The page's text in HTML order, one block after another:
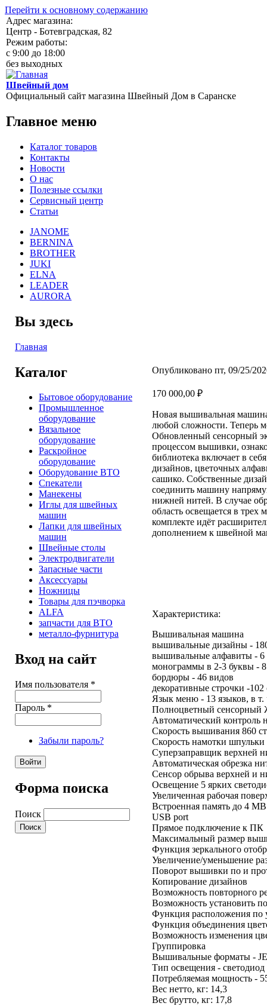
Перейти к основному содержанию
Адрес магазина:
Центр - Ботевградская, 82
Режим работы:
c 9:00 до 18:00
без выходных
Швейный дом
Официальный сайт магазина Швейный Дом в Саранске
Главное меню
Каталог товаров
Контакты
Новости
О нас
Полезные ссылки
Сервисный центр
Статьи
JANOME
BERNINA
BROTHER
JUKI
ELNA
LEADER
AURORA
Вы здесь
Главная
Каталог
Бытовое оборудование
Промышленное
оборудование
Вязальное
оборудование
Раскройное
оборудование
Оборудование ВТО
Спекатели
Манекены
Иглы для швейных
машин
Лапки для швейных
машин
Швейные столы
Электродвигатели
Запасные части
Аксессуары
Ножницы
Товары для пэчворка
ALFA
запчасти для ВТО
металло-фурнитура
Вход на сайт
Имя пользователя *
Пароль *
Забыли пароль?
Форма поиска
Поиск
Опубликовано пт, 09/25/
170 000,00 ₽
Новая вышивальная машина
любой сложности. Теперь
Обновленный сенсорный
процессом вышивки,
библиотека включает в
дизайнов, цветочных
сашико. Собственные
соединить машину
нижней нитей. В случае
область освещается в
комплекте идёт
дополнением к швейной
Характеристика:
Вышивальная машина
вышивальные дизайны -
вышивальные алфавиты - 6
монограммы в 2-3 буквы -
бордюры - 46 видов
декоративные строчки -102
Язык меню - 13 языков, в т.
Полноцветный сенсорный
Автоматический контроль
Скорость вышивания 860
Скорость намотки шпульки
Суперзаправщик верхней
Автоматическая обрезка
Сенсор обрыва верхней и
Освещение 5 ярких
Увеличенная рабочая
Встроенная память до 4 MB
USB port
Прямое подключение к ПК
Максимальный размер
Функция зеркального
Увеличение/уменьшение
Поворот вышивки по и
Копирование дизайнов
Возможность повторного
Возможность установить
Функция расположения по
Функция объединения
Возможность изменения
Группировка
Вышивальные форматы -
Тип освещения - светодиод
Потребляемая мощность -
Вес нетто, кг: 14,3
Вес брутто, кг: 17,8